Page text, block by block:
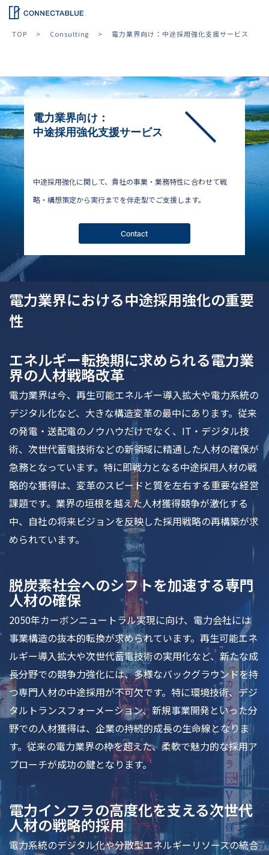
TOP Consulting 電力業界向け：中途採用強化支援サービス
電力業界向け：
中途採用強化支援サービス
中途採用強化に関して、貴社の事業・業務特性に合わせて戦
略・構想策定から実行までを伴走型でご支援します。
Contact
電力業界における中途採用強化の重要
性
エネルギー転換期に求められる電力業
界の人材戦略改革
電力業界は今、再生可能エネルギー導入拡大や電力系統の
デジタル化など、大きな構造変革の最中にあります。従来
の発電・送配電のノウハウだけでなく、IT・デジタル技
術、次世代蓄電技術などの新領域に精通した人材の確保が
急務となっています。特に即戦力となる中途採用人材の戦
略的な獲得は、変革のスピードと質を左右する重要な経営
課題です。業界の垣根を越えた人材獲得競争が激化する
中、自社の将来ビジョンを反映した採用戦略の再構築が求
められています。
脱炭素社会へのシフトを加速する専門
人材の確保
2050年カーボンニュートラル実現に向け、電力会社には
事業構造の抜本的転換が求められています。再生可能エネ
ルギー導入拡大や次世代蓄電技術の実用化など、新たな成
長分野での競争力強化には、多様なバックグラウンドを持
つ専門人材の中途採用が不可欠です。特に環境技術、デジ
タルトランスフォーメーション、新規事業開発といった分
野での人材獲得は、企業の持続的成長の生命線となりま
す。従来の電力業界の枠を超えた、柔軟で魅力的な採用ア
プローチが成功の鍵となります。
電力インフラの高度化を支える次世代
人材の戦略的採用
電力系統のデジタル化や分散型エネルギーリソースの統合